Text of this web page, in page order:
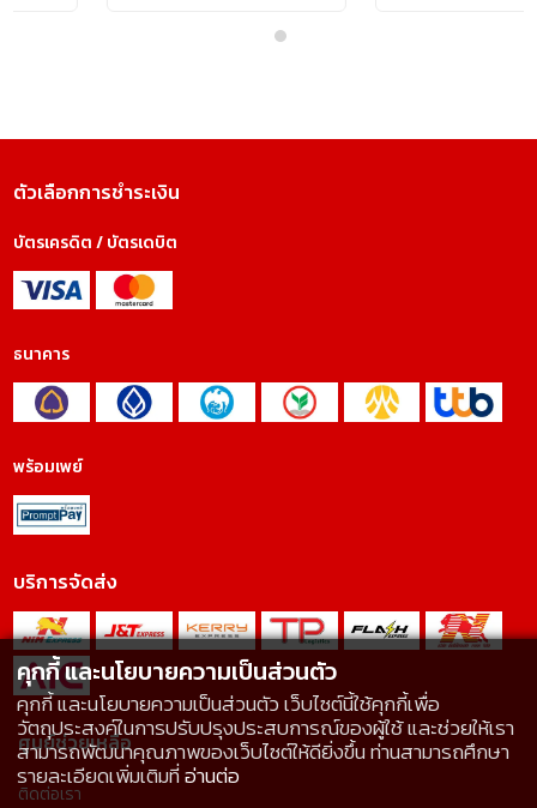
ตัวเลือกการชำระเงิน
บัตรเครดิต / บัตรเดบิต
ธนาคาร
พร้อมเพย์
บริการจัดส่ง
ศูนย์ช่วยเหลือ
ติดต่อเรา
คุกกี้ และนโยบายความเป็นส่วนตัว
คุกกี้ และนโยบายความเป็นส่วนตัว เว็บไซต์นี้ใช้คุกกี้เพื่อ
วัตถุประสงค์ในการปรับปรุงประสบการณ์ของผู้ใช้ และช่วยให้เรา
สามารถพัฒนาคุณภาพของเว็บไซต์ให้ดียิ่งขึ้น ท่านสามารถศึกษา
รายละเอียดเพิ่มเติมที่อ่านต่อ